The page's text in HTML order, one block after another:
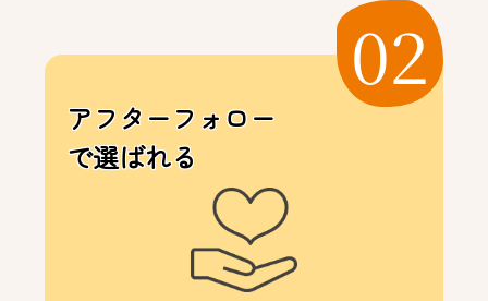
アフターフォロー
で選ばれる
02